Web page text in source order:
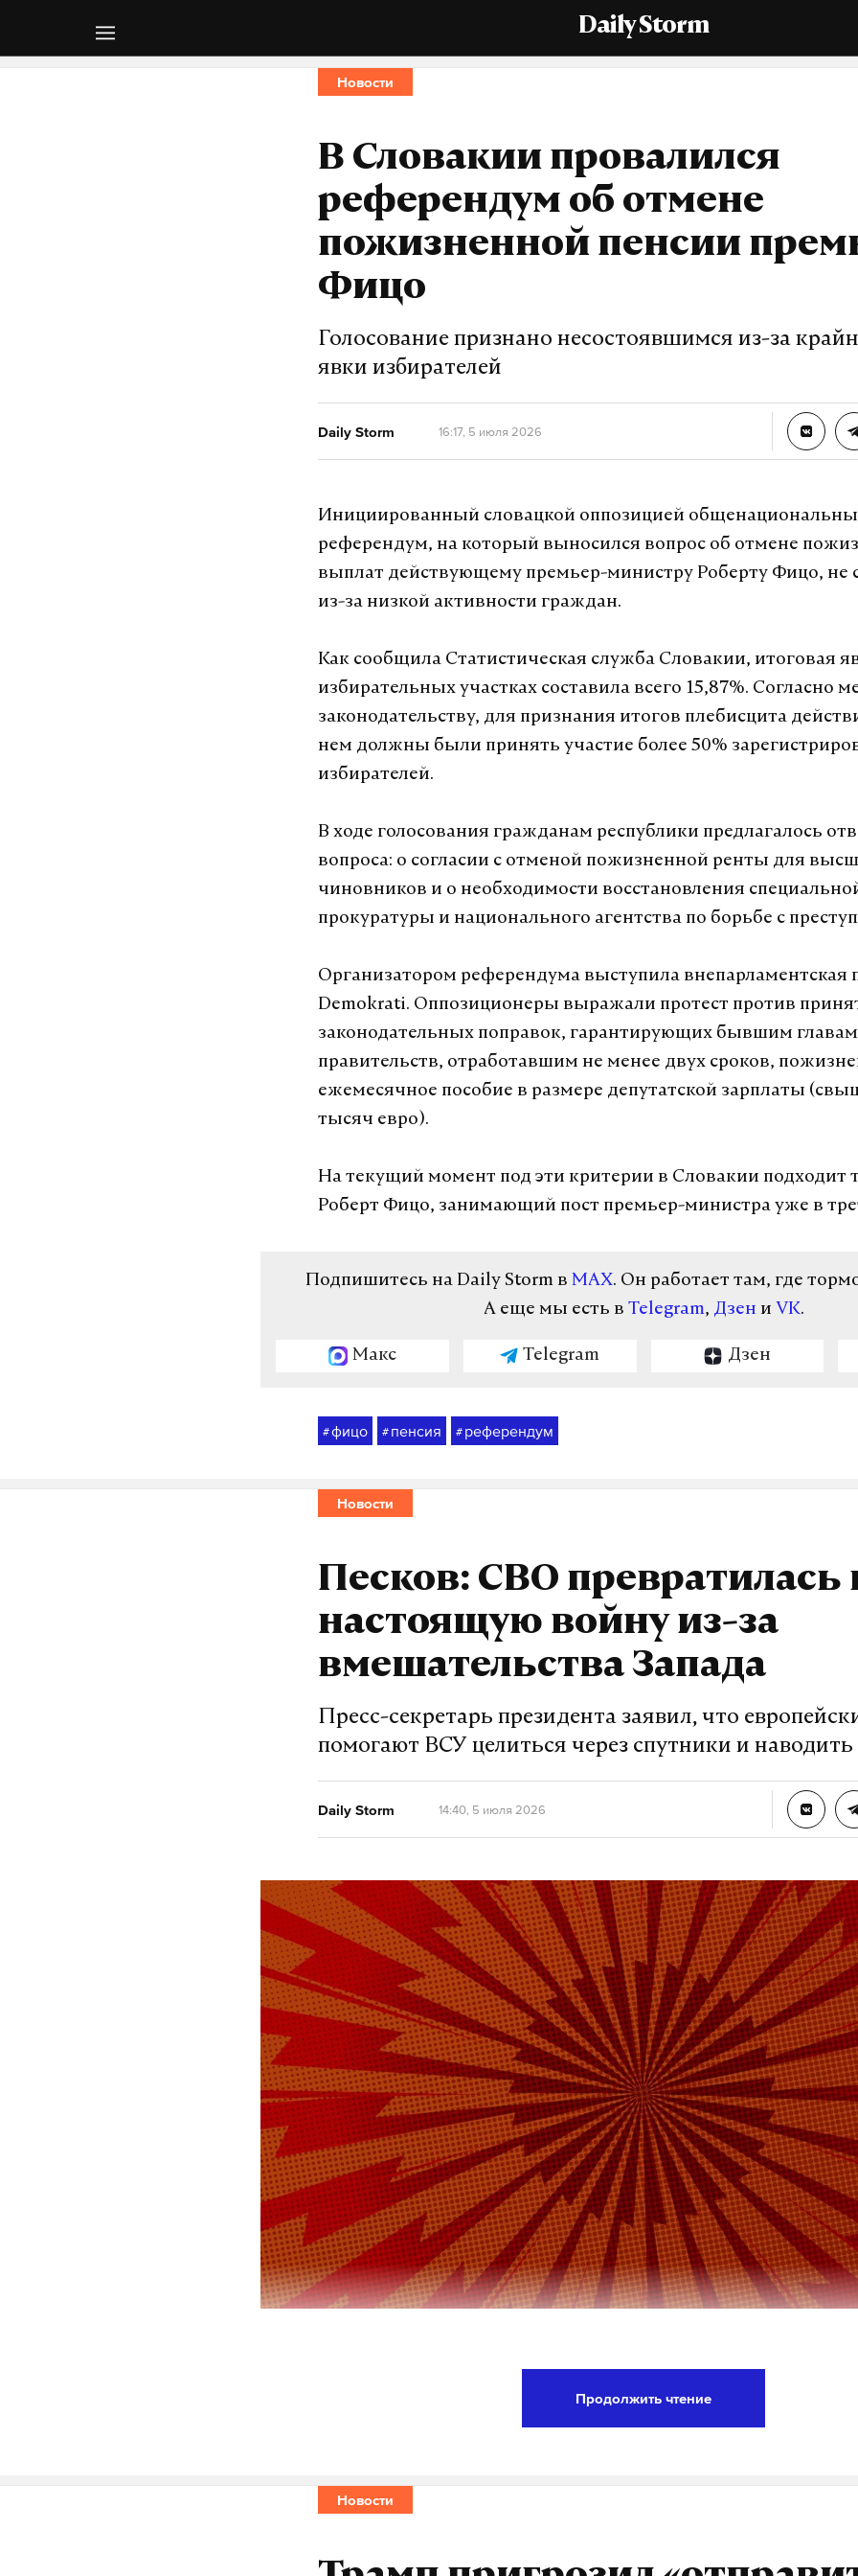
Daily Storm
Новости
В Словакии провалился
референдум об отмене
пожизненной пенсии
Фицо
Голосование признано несостоявшимся из-за
явки избирателей
Daily Storm 16:17, 5 июля 2026
Инициированный словацкой оппозицией
референдум, на который выносился вопрос об отмене
выплат действующему премьер-министру Роберту Фицо, не
из-за низкой активности граждан.
Как сообщила Статистическая служба Словакии, итоговая
избирательных участках составила всего 15,87%. Согласно
законодательству, для признания итогов плебисцита
нем должны были принять участие более 50%
избирателей.
В ходе голосования гражданам республики предлагалось
вопроса: о согласии с отменой пожизненной ренты для
чиновников и о необходимости восстановления
прокуратуры и национального агентства по борьбе с
Организатором референдума выступила внепарламентская
Demokrati. Оппозиционеры выражали протест против
законодательных поправок, гарантирующих бывшим главам
правительств, отработавшим не менее двух сроков,
ежемесячное пособие в размере депутатской зарплаты
тысяч евро).
На текущий момент под эти критерии в Словакии подходит
Роберт Фицо, занимающий пост премьер-министра уже в
Подпишитесь на Daily Storm в MAX. Он работает там, где
А еще мы есть в Telegram, Дзен и VK.
Макс Telegram Дзен
#фицо # пенсия # референдум
Новости
Песков: СВО превратилась
настоящую войну из-за
вмешательства Запада
Пресс-секретарь президента заявил, что
помогают ВСУ целиться через спутники и
Daily Storm 14:40, 5 июля 2026
Потому что начиналось все как специальная военная
Париж, и Гаага, и Осло, и, к сожалению, Вашингтон.
Продолжить чтение
Новости